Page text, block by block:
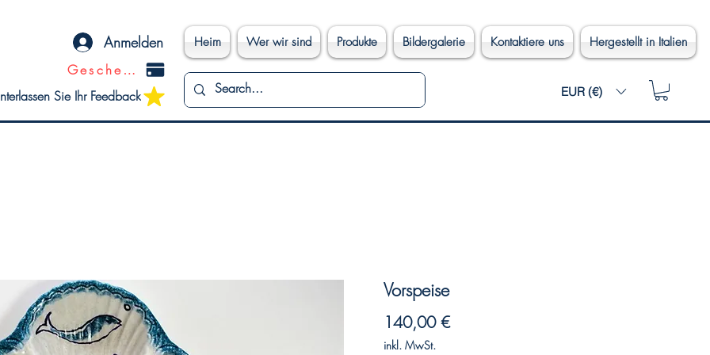
Anmelden Heim Wer wir sind Produkte Bildergalerie Kontaktiere uns Hergestellt in Italien
Geschenkkarte
Sie Ihr Feedback
EUR (€)
Vorspeise
140,00 €Preis
inkl. MwSt.